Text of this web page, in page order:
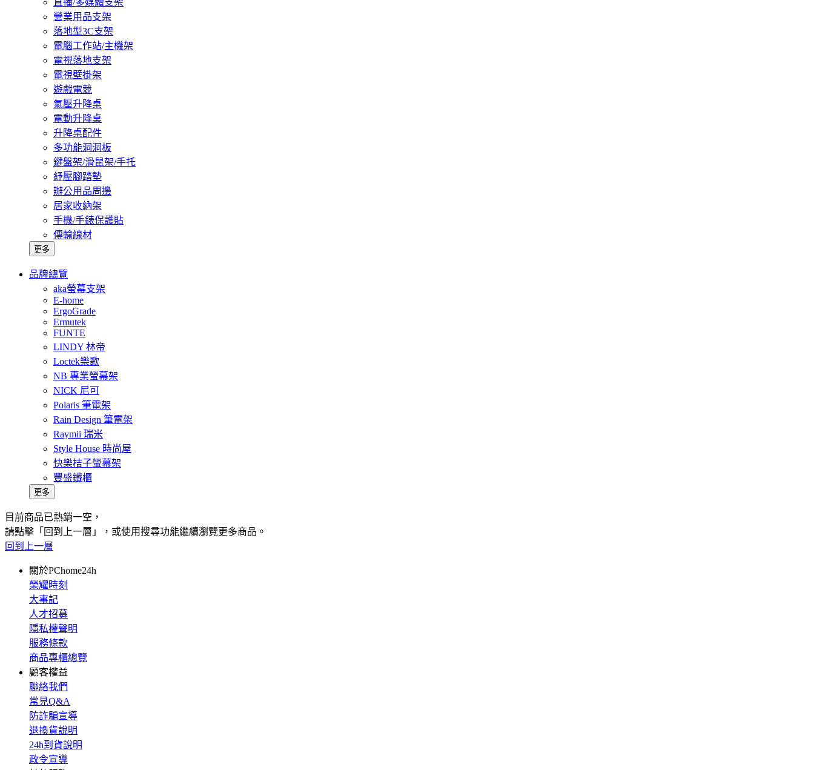
營業用品支架
落地型3C支架
電腦工作站/主機架
電視落地支架
電視壁掛架
遊戲電競
氣壓升降桌
電動升降桌
升降桌配件
多功能洞洞板
鍵盤架/滑鼠架/手托
紓壓腳踏墊
辦公用品周邊
居家收納架
手機/手錶保護貼
傳輸線材
更多
品牌總覽
aka螢幕支架
E-home
ErgoGrade
Ermutek
FUNTE
LINDY 林帝
Loctek樂歌
NB 專業螢幕架
NICK 尼可
Polaris 筆電架
Rain Design 筆電架
Raymii 瑞米
Style House 時尚屋
快樂桔子螢幕架
豐盛鐵櫃
更多
目前商品已熱銷一空，
請點擊「回到上一層」，或使用搜尋功能繼續瀏覽更多商品。
回到上一層
關於PChome24h
榮耀時刻
大事記
人才招募
隱私權聲明
服務條款
商品專櫃總覽
顧客權益
聯絡我們
常見Q&A
防詐騙宣導
退換貨說明
24h到貨說明
政令宣導